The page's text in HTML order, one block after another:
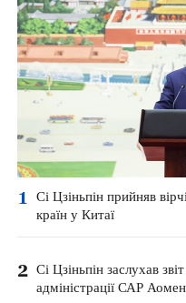
1
Сі Цзіньпін прийняв
країн у Китаї
2 Сі Цзіньпін заслухав
адміністрації САР